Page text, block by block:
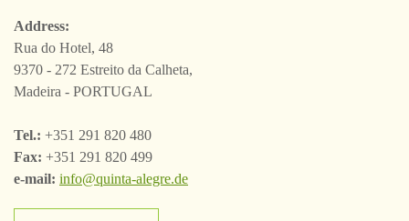
Address:
Rua do Hotel, 48
9370 - 272 Estreito da Calheta,
Madeira - PORTUGAL
Tel.: +351 291 820 480
Fax: +351 291 820 499
e-mail: info@quinta-alegre.de